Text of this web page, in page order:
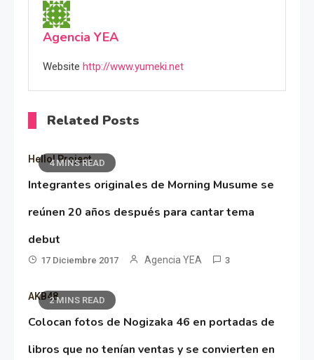
Agencia YEA
Website http://www.yumeki.net
Related Posts
4 MINS READ
Hello! Project
Integrantes originales de Morning Musume se
reúnen 20 años después para cantar tema
debut
17 Diciembre 2017 Agencia YEA 3
2 MINS READ
AKB48
Colocan fotos de Nogizaka 46 en portadas de
libros que no tenían ventas y se convierten en